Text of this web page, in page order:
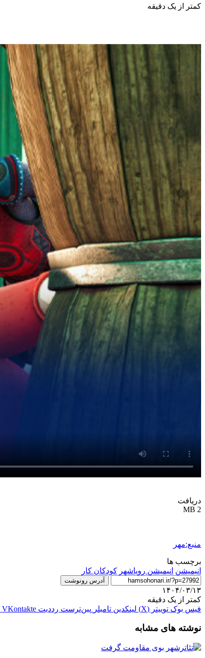
کمتر از یک دقیقه
دریافت
2 MB
منبع:مهر
برچسب ها
انیمیشن انیمیشن رویاشهر کودکان کار
آدرس رونوشت
۱۴۰۴/۰۳/۱۳
کمتر از یک دقیقه
فیس بوک توییتر (X) لینکدین ‫تامبلر ‫پین‌ترست ‫رددیت ‫VKontakte
نوشته های مشابه